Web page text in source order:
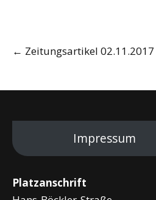
Post
navigation
← Zeitungsartikel 02.11.2017
Impressum
Platzanschrift